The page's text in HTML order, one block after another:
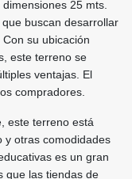
25 mts.
buscan desarrollar
su ubicación
este terreno se
ventajas. El
compradores.
este terreno está
y otras comodidades
es un gran
que las tiendas de